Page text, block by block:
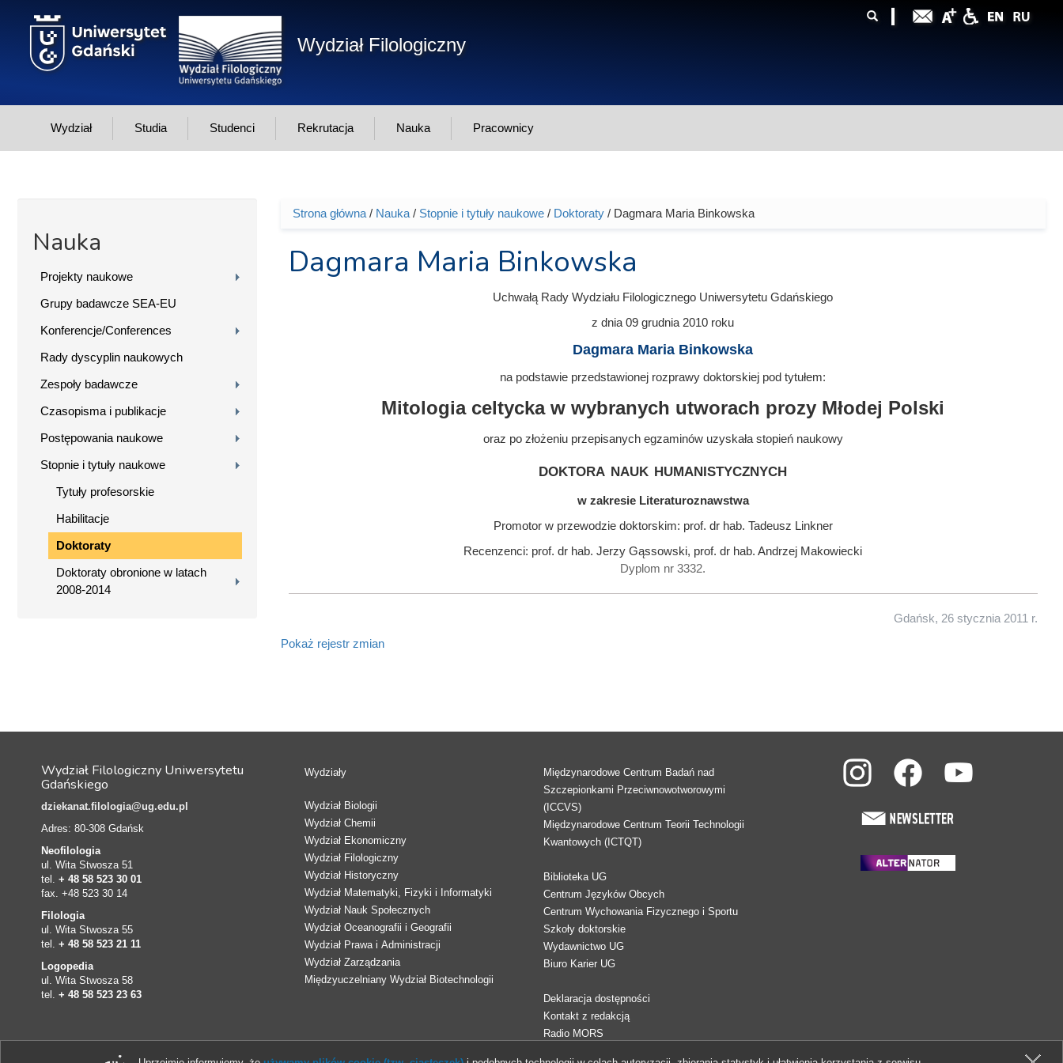
Wydział Filologiczny
Wydział Studia Studenci Rekrutacja Nauka Pracownicy
Nauka
Projekty naukowe
Grupy badawcze SEA-EU
Konferencje/Conferences
Rady dyscyplin naukowych
Zespoły badawcze
Czasopisma i publikacje
Postępowania naukowe
Stopnie i tytuły naukowe
Tytuły profesorskie
Habilitacje
Doktoraty
Doktoraty obronione w latach
2008-2014
Jesteś tutaj
Strona główna/ Nauka/ Stopnie i tytuły naukowe/ Doktoraty/ Dagmara Maria Binkowska
Dagmara Maria Binkowska
Uchwałą Rady Wydziału Filologicznego Uniwersytetu Gdańskiego
z dnia 09 grudnia 2010 roku
Dagmara Maria Binkowska
na podstawie przedstawionej rozprawy doktorskiej pod tytułem:
Mitologia celtycka w wybranych utworach prozy Młodej Polski
oraz po złożeniu przepisanych egzaminów uzyskała stopień naukowy
doktora nauk humanistycznych
w zakresie Literaturoznawstwa
Promotor w przewodzie doktorskim: prof. dr hab. Tadeusz Linkner
Recenzenci: prof. dr hab. Jerzy Gąssowski, prof. dr hab. Andrzej Makowiecki
Dyplom nr 3332.
Gdańsk, 26 stycznia 2011 r.
Pokaż rejestr zmian
Wydział Filologiczny Uniwersytetu
Gdańskiego
dziekanat.filologia@ug.edu.pl
Adres: 80-308 Gdańsk
Neofilologia
ul. Wita Stwosza 51
tel. + 48 58 523 30 01
fax. +48 523 30 14
Filologia
ul. Wita Stwosza 55
tel. + 48 58 523 21 11
Logopedia
ul. Wita Stwosza 58
tel. + 48 58 523 23 63
Wydziały
Wydział Biologii
Wydział Chemii
Wydział Ekonomiczny
Wydział Filologiczny
Wydział Historyczny
Wydział Matematyki, Fizyki i Informatyki
Wydział Nauk Społecznych
Wydział Oceanografii i Geografii
Wydział Prawa i Administracji
Wydział Zarządzania
Międzyuczelniany Wydział Biotechnologii
Międzynarodowe Centrum Badań nad
Szczepionkami Przeciwnowotworowymi
(ICCVS)
Międzynarodowe Centrum Teorii Technologii
Kwantowych (ICTQT)
Biblioteka UG
Centrum Języków Obcych
Centrum Wychowania Fizycznego i Sportu
Szkoły doktorskie
Wydawnictwo UG
Biuro Karier UG
Deklaracja dostępności
Kontakt z redakcją
Radio MORS